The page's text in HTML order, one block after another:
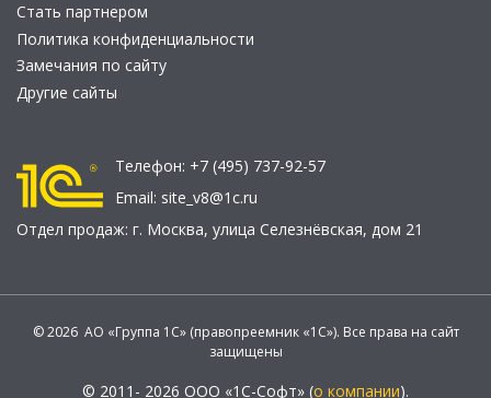
Стать партнером
Политика конфиденциальности
Замечания по сайту
Другие сайты
Телефон: +7 (495) 737-92-57
Email: site_v8@1c.ru
Отдел продаж: г. Москва, улица Селезнёвская, дом 21
© 2026 АО «Группа 1С» (правопреемник «1С»). Все права на сайт
защищены
© 2011- 2026 ООО «1С-Софт» (о компании).